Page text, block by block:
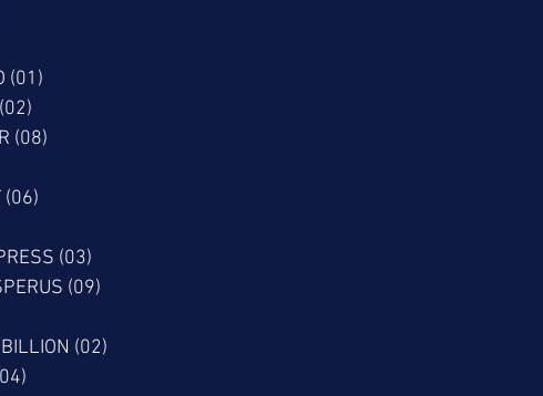
(01)
(02)
(08)
(06)
(03)
HESPERUS (09)
(02)